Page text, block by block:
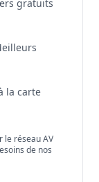
gratuits
la carte
le réseau AV
de nos